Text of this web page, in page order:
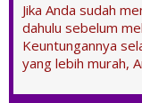
Jika Anda sudah
dahulu sebelum
Keuntungannya
yang lebih murah,